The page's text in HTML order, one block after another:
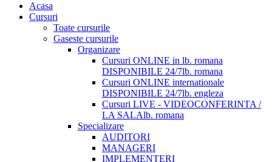
Acasa
Cursuri
Toate cursurile
Gaseste cursurile
Organizare
Cursuri ONLINE in lb. romana
DISPONIBILE 24/7lb. romana
Cursuri ONLINE internationale
DISPONIBILE 24/7lb. engleza
Cursuri LIVE - VIDEOCONFERINTA /
LA SALAlb. romana
Specializare
AUDITORI
MANAGERI
IMPLEMENTERI